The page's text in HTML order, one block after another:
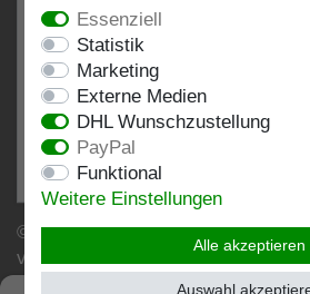
bei: shopvote.de,
Bewertungsprofil bei
Informationen zur Echtheit von
© Copyright 2026 | Stockshop.de
vorbehalten.
Essenziell
Statistik
Marketing
Externe Medien
DHL Wunschzustellung
PayPal
Funktional
Weitere Einstellungen
Alle akzeptieren
Auswahl